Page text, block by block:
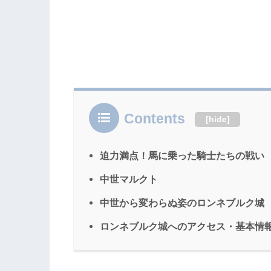
Contents [hide]
迫力満点！馬に乗った騎士たちの戦い
中世マルクト
中世から変わらぬ姿のロンネブルク城
ロンネブルク城へのアクセス・基本情